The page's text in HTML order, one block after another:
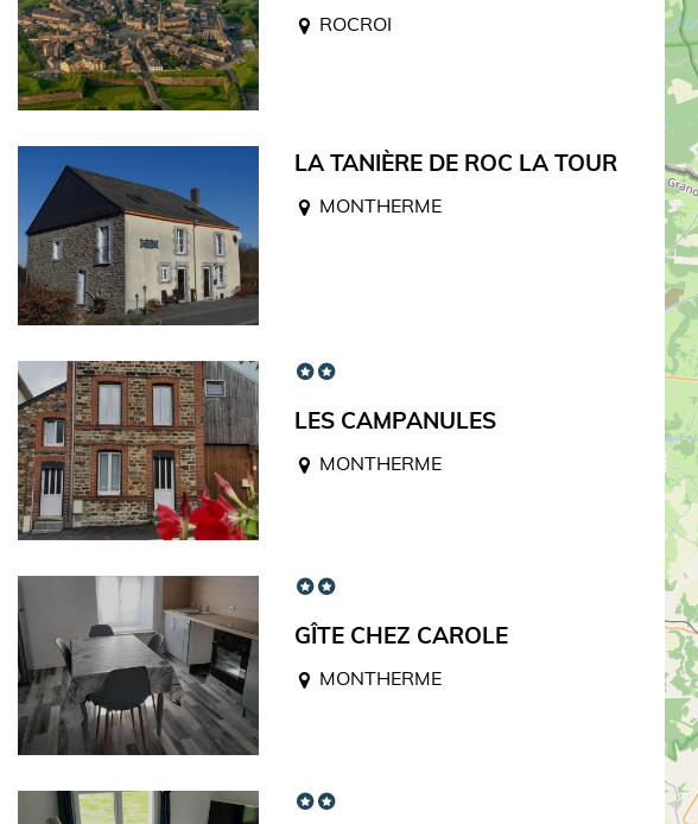
ROCROI
LA TANIÈRE DE ROC LA TOUR
MONTHERME
LES CAMPANULES
MONTHERME
GÎTE CHEZ CAROLE
MONTHERME